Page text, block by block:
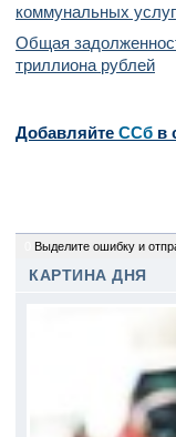
коммунальных услуг
Общая
триллиона рублей
Добавляйте CСб в
Выделите ошибку и
КАРТИНА ДНЯ